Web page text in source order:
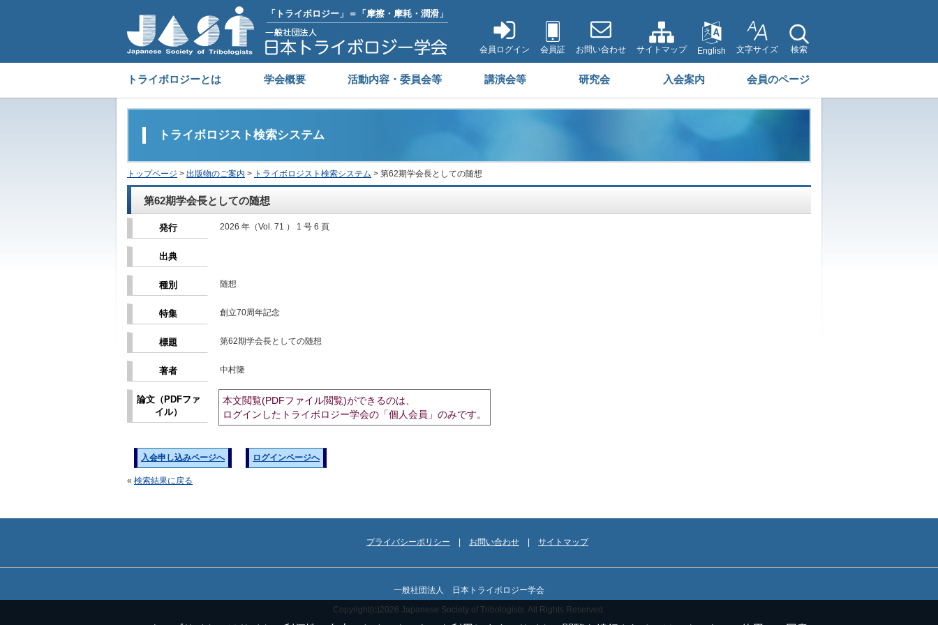
「トライボロジー」＝「摩擦・摩耗・潤滑」
会員ログイン 会員証 お問い合わせ サイトマップ English 文字サイズ 検索
トライボロジーとは 学会概要 活動内容・委員会等 講演会等 研究会 入会案内 会員のページ
トライボロジスト検索システム
トップページ > 出版物のご案内 > トライボロジスト検索システム > 第62期学会長としての随想
第62期学会長としての随想
発行 2026 年（Vol. 71 ） 1 号 6 頁
出典
種別 随想
特集 創立70周年記念
標題 第62期学会長としての随想
著者 中村隆
論文（PDFファ
イル）
本文閲覧(PDFファイル閲覧)ができるのは、
ログインしたトライボロジー学会の「個人会員」のみです。
入会申し込みページへ ログインページへ
« 検索結果に戻る
プライバシーポリシー お問い合わせ サイトマップ
一般社団法人 日本トライボロジー学会
Copyright(c)2026 Japanese Society of Tribologists. All Rights Reserved.